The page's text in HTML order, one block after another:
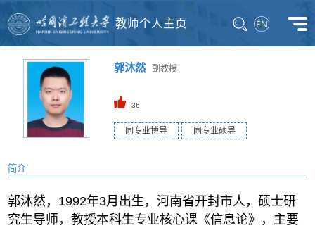
教师个人主页
郭沐然副教授
36
同专业博导 同专业硕导
简介
郭沐然，1992年3月出生，河南省开封市人，硕士研
究生导师，教授本科生专业核心课《信息论》，主要